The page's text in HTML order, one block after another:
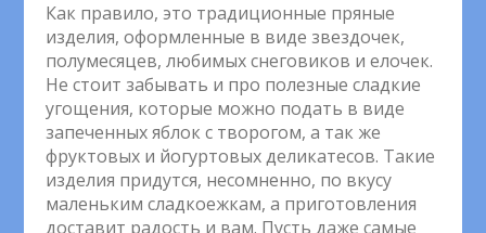
Как правило, это традиционные пряные
изделия, оформленные в виде звездочек,
полумесяцев, любимых снеговиков и елочек.
Не стоит забывать и про полезные сладкие
угощения, которые можно подать в виде
запеченных яблок с творогом, а так же
фруктовых и йогуртовых деликатесов. Такие
изделия придутся, несомненно, по вкусу
маленьким сладкоежкам, а приготовления
доставит радость и вам. Пусть даже самые